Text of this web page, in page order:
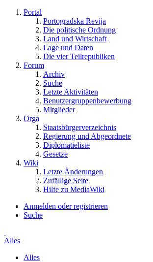
Portal
Portogradska Revija
Die politische Ordnung
Land und Wirtschaft
Lage und Daten
Die vier Teilrepubliken
Forum
Archiv
Suche
Letzte Aktivitäten
Benutzergruppenbewerbung
Mitglieder
Orga
Staatsbürgerverzeichnis
Regierung und Abgeordnete
Diplomatieliste
Gesetze
Wiki
Letzte Änderungen
Zufällige Seite
Hilfe zu MediaWiki
Anmelden oder registrieren
Suche
Alles
Alles